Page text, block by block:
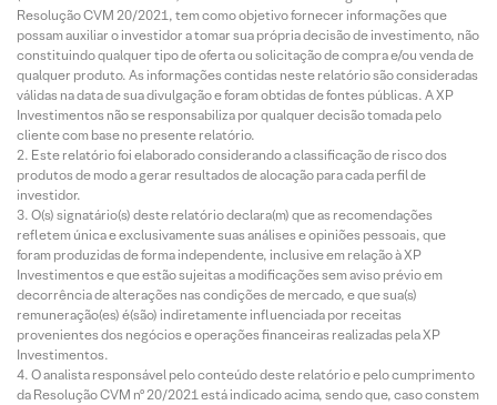
Resolução CVM 20/2021, tem como objetivo fornecer informações que
possam auxiliar o investidor a tomar sua própria decisão de investimento, não
constituindo qualquer tipo de oferta ou solicitação de compra e/ou venda de
qualquer produto. As informações contidas neste relatório são consideradas
válidas na data de sua divulgação e foram obtidas de fontes públicas. A XP
Investimentos não se responsabiliza por qualquer decisão tomada pelo
cliente com base no presente relatório.
Este relatório foi elaborado considerando a classificação de risco dos
produtos de modo a gerar resultados de alocação para cada perfil de
investidor.
O(s) signatário(s) deste relatório declara(m) que as recomendações
refletem única e exclusivamente suas análises e opiniões pessoais, que
foram produzidas de forma independente, inclusive em relação à XP
Investimentos e que estão sujeitas a modificações sem aviso prévio em
decorrência de alterações nas condições de mercado, e que sua(s)
remuneração(es) é(são) indiretamente influenciada por receitas
provenientes dos negócios e operações financeiras realizadas pela XP
Investimentos.
O analista responsável pelo conteúdo deste relatório e pelo cumprimento
da Resolução CVM nº 20/2021 está indicado acima, sendo que, caso constem